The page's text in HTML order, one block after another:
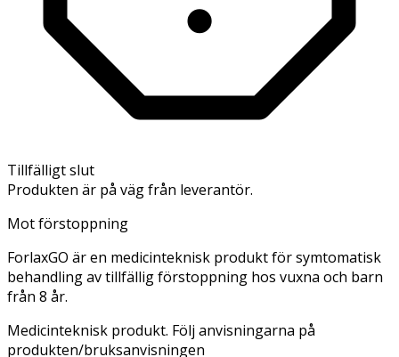
Tillfälligt slut
Produkten är på väg från leverantör.
Mot förstoppning
ForlaxGO är en medicinteknisk produkt för symtomatisk
behandling av tillfällig förstoppning hos vuxna och barn
från 8 år.
Medicinteknisk produkt. Följ anvisningarna på
produkten/bruksanvisningen